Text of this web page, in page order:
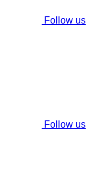
Follow us
Follow us